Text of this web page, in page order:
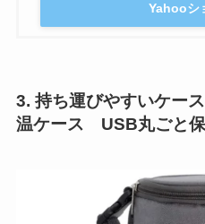
Yahooシ
3. 持ち運びやすいケー
温ケース USB丸ごと保